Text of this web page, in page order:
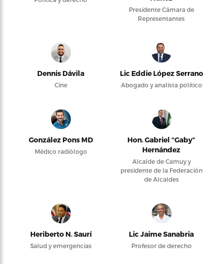
Presidente Cámara de
Representantes
Dennis Dávila
Cine
Lic Eddie López Serrano
Abogado y analista político
González Pons MD
Médico radiólogo
Hon. Gabriel “Gaby”
Hernández
Alcalde de Camuy y
presidente de la Federación
de Alcaldes
Heriberto N. Saurí
Salud y emergencias
Lic Jaime Sanabria
Profesor de derecho